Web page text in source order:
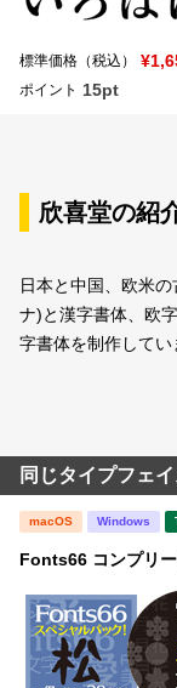
標準価格（税込）
ポイント 15pt
欣喜堂の紹
日本と中国、欧米
ナ)と漢字書体、欧
字書体を制作してい
同じタイプフェ
macOS Windows
Fonts66 コンプリ